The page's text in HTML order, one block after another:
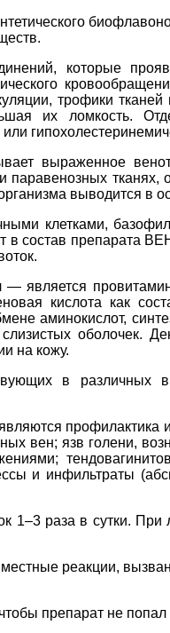
которые
трофики
их ломкость.
выраженное
тканях,
выводится в
клетками,
состав препарата
кислота как
аминокислот,
оболочек.
на кожу.
в
профилактика
вен; язв голени,
и инфильтраты
1–3 раза в сутки.
реакции,
препарат не попал